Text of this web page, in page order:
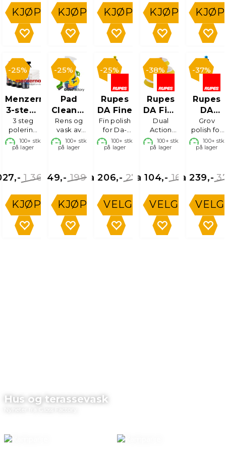
KJØP KJØP KJØP KJØP KJØP
25%
Menzerna
3-stegs
poleringspakke
3 steg
polering
med
keramisk
100+ stk
på lager
1 369,-
KJØP
25%
Pad
Cleaner
Kit
Rens og
vask av
poleringsputer
100+ stk
på lager
199,-
149,-
KJØP
25%
Rupes
DA Fine
Fin polish
for Da-
maskin,
100+ stk
på lager
275,-
Fra 206,-
VELG
38%
Rupes
DA Fine
Poleringsputer
Dual
Action
Poleringsputer
i skum
100+ stk
på lager
168,-
Fra 104,-
VELG
37%
Rupes
DA
Coarse
Grov
polish for
Da-
maskin
100+ stk
på lager
Fra 239,-
VELG
Hus og terassevask